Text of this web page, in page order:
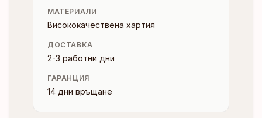
МАТЕРИАЛИ
Висококачествена хартия
ДОСТАВКА
2-3 работни дни
ГАРАНЦИЯ
14 дни връщане